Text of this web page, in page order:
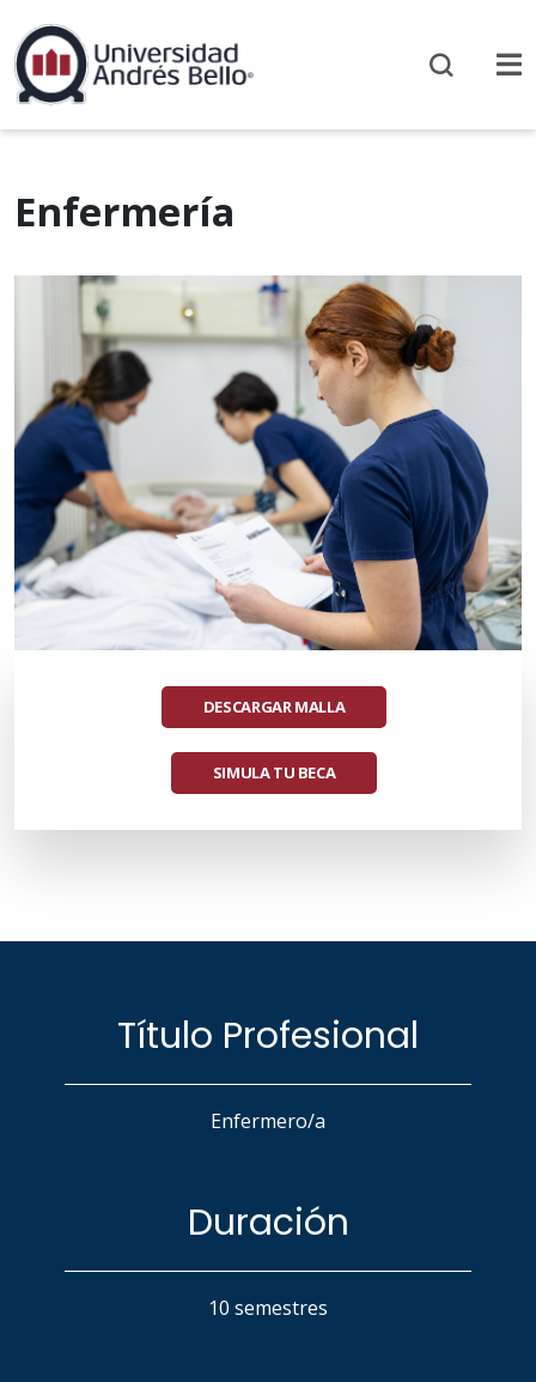
Enfermería
DESCARGAR MALLA
SIMULA TU BECA
Título Profesional
Enfermero/a
Duración
10 semestres